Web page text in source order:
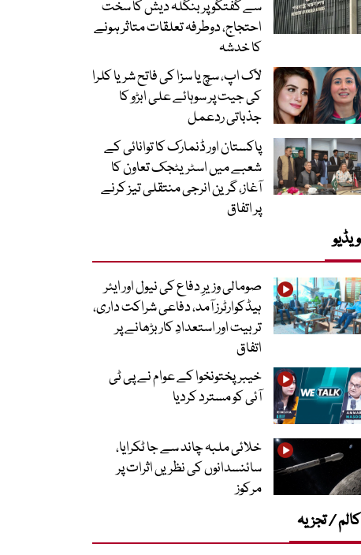
سے گفتگو پر بنگلہ دیش کا سخت
احتجاج، دوطرفہ تعلقات متاثر ہونے
کا خدشہ
لاک اپ، سچ یا سزا کی فاتح شریا کلرا
کی جیت پر سوہائے علی ابڑو کا
جذباتی ردعمل
پاکستان اور ڈنمارک کا توانائی کے
شعبے میں اسٹریٹجک تعاون کا
آغاز، گرین انرجی منتقلی تیز کرنے
پر اتفاق
ویڈیو
صومالی وزیرِ دفاع کی نیول اور ایئر
ہیڈکوارٹرز آمد، دفاعی شراکت داری،
تربیت اور استعدادِ کار بڑھانے پر
اتفاق
خیبرپختونخوا کے عوام نے پی ٹی
آئی کو مسترد کردیا
خلائی ملبہ چاند سے جا ٹکرایا،
سائنسدانوں کی نظریں اثرات پر
مرکوز
کالم / تجزیہ